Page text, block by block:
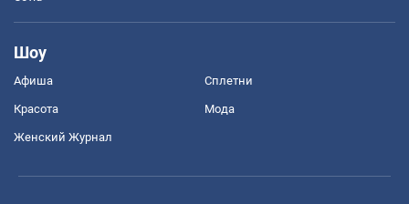
Шоу
Афиша Сплетни
Красота Мода
Женский Журнал